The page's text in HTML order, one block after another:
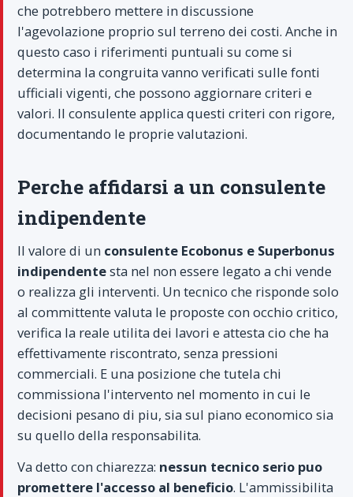
che potrebbero mettere in discussione
l'agevolazione proprio sul terreno dei costi. Anche in
questo caso i riferimenti puntuali su come si
determina la congruita vanno verificati sulle fonti
ufficiali vigenti, che possono aggiornare criteri e
valori. Il consulente applica questi criteri con rigore,
documentando le proprie valutazioni.
Perche affidarsi a un consulente
indipendente
Il valore di un consulente Ecobonus e Superbonus
indipendentesta nel non essere legato a chi vende
o realizza gli interventi. Un tecnico che risponde solo
al committente valuta le proposte con occhio critico,
verifica la reale utilita dei lavori e attesta cio che ha
effettivamente riscontrato, senza pressioni
commerciali. E una posizione che tutela chi
commissiona l'intervento nel momento in cui le
decisioni pesano di piu, sia sul piano economico sia
su quello della responsabilita.
Va detto con chiarezza: nessun tecnico serio puo
promettere l'accesso al beneficio. L'ammissibilita